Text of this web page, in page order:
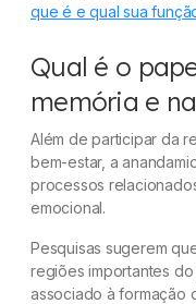
que é e qual sua
Qual é o
memória e
Além de participar da
bem-estar, a
processos
emocional.
Pesquisas sugerem
regiões importantes
associado à formação